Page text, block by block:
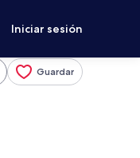
Iniciar sesión
Guardar